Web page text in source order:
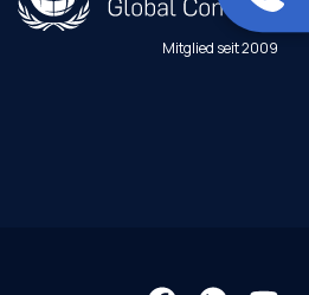
Mitglied seit 2009